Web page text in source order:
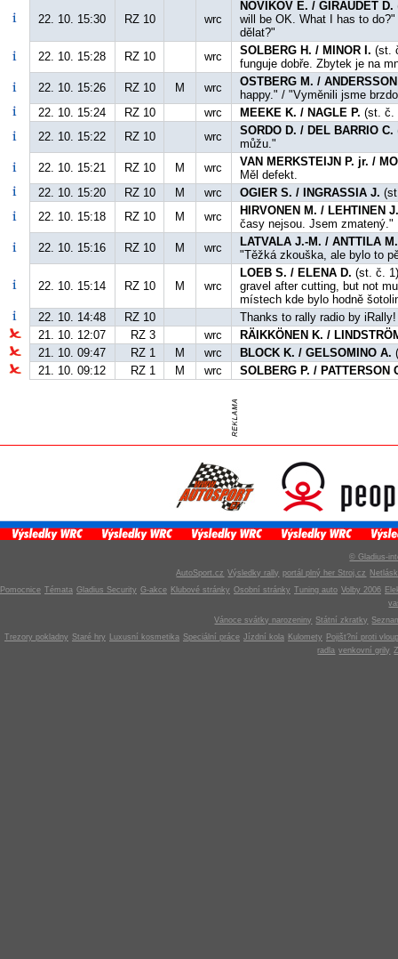
22. 10. 15:30 RZ 10 wrc
NOVIKOV E. / GIRAUDET D.
will be OK. What I has to
dělat?"
22. 10. 15:28
RZ 10 wrc SOLBERG H. / MINOR I. (st.
funguje dobře. Zbytek je na
22. 10. 15:26
RZ 10 M wrc
OSTBERG M. /
happy." / "Vyměnili jsme
22. 10. 15:24
RZ 10 wrc MEEKE K. / NAGLE P. (st. č.
22. 10. 15:22
RZ 10 wrc SORDO D. / DEL BARRIO C.
můžu."
22. 10. 15:21
RZ 10 M wrc
VAN MERKSTEIJN P. jr. /
Měl defekt.
22. 10. 15:20
RZ 10 M wrc OGIER S. / INGRASSIA J.
22. 10. 15:18
RZ 10 M wrc
HIRVONEN M. / LEHTINEN
časy nejsou. Jsem zmatený."
22. 10. 15:16
RZ 10 M wrc
LATVALA J.-M. / ANTTILA M.
"Těžká zkouška, ale bylo to
22. 10. 15:14 RZ 10 M wrc
LOEB S. / ELENA D. (st. č.
gravel after cutting, but not
místech kde bylo hodně
22. 10. 14:48
RZ 10
Thanks to rally radio by
21. 10. 12:07
RZ 3 wrc
RÄIKKÖNEN K. /
21. 10. 09:47
RZ 1 M wrc BLOCK K. / GELSOMINO A.
21. 10. 09:12
RZ 1 M wrc SOLBERG P. / PATTERSON
© Gladius-
AutoSport.cz Výsledky rally portál plný her Stroj.cz
Pomocnice Témata Gladius Security G-akce Klubové stránky Osobní stránky Tuning auto Volby 2006
Vánoce svátky narozeniny Státní zkratky
Trezory pokladny Staré hry Luxusní kosmetika Speciální práce Jízdní kola Kulomety
Pojišt?ní proti
radla venkovní grily